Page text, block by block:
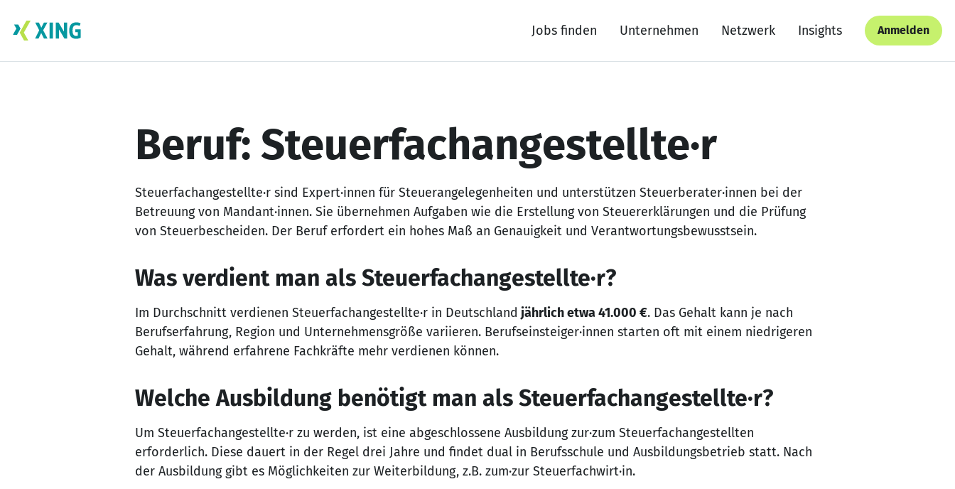
Jobs finden Unternehmen Netzwerk Insights Anmelden
Beruf: Steuerfachangestellte·r
Steuerfachangestellte·r sind Expert·innen für Steuerangelegenheiten und unterstützen Steuerberater·innen bei der
Betreuung von Mandant·innen. Sie übernehmen Aufgaben wie die Erstellung von Steuererklärungen und die Prüfung
von Steuerbescheiden. Der Beruf erfordert ein hohes Maß an Genauigkeit und Verantwortungsbewusstsein.
Was verdient man als Steuerfachangestellte·r?
Im Durchschnitt verdienen Steuerfachangestellte·r in Deutschland jährlich etwa 41.000 €. Das Gehalt kann je nach
Berufserfahrung, Region und Unternehmensgröße variieren. Berufseinsteiger·innen starten oft mit einem niedrigeren
Gehalt, während erfahrene Fachkräfte mehr verdienen können.
Welche Ausbildung benötigt man als Steuerfachangestellte·r?
Um Steuerfachangestellte·r zu werden, ist eine abgeschlossene Ausbildung zur·zum Steuerfachangestellten
erforderlich. Diese dauert in der Regel drei Jahre und findet dual in Berufsschule und Ausbildungsbetrieb statt. Nach
der Ausbildung gibt es Möglichkeiten zur Weiterbildung, z.B. zum·zur Steuerfachwirt·in.